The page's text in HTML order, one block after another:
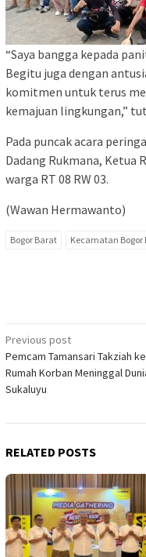
“Saya bangga kepada
Begitu juga dengan
komitmen untuk terus
kemajuan lingkungan,”
Pada puncak acara
Dadang Rukmana, Ketua
warga RT 08 RW 03.
(Wawan Hermawanto)
Bogor Barat Kecamatan Bogor
Post
navigation
Previous post
Pemcam Tamansari Takziah ke
Rumah Korban Meninggal
Sukaluyu
RELATED POSTS